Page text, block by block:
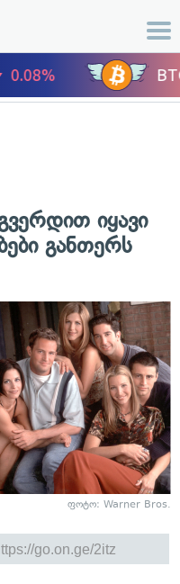
იყავი
განთერს
ფოტო: Warner Bros.